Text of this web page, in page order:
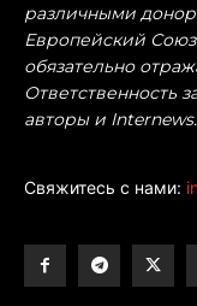
различными
Европейский
обязательно
Ответственность
авторы и Internews.
Свяжитесь с нами: